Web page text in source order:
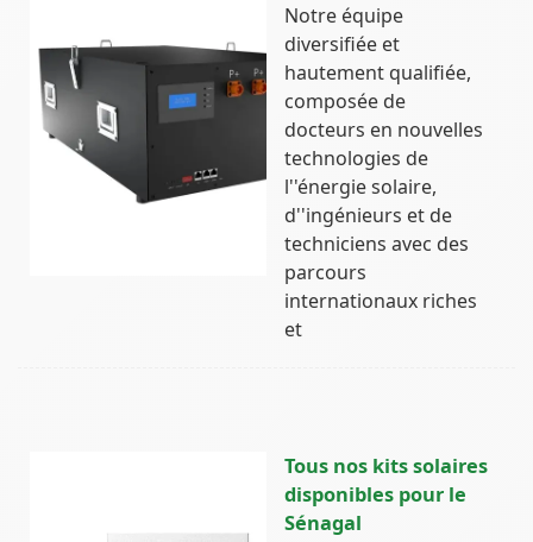
Notre équipe
diversifiée et
hautement qualifiée,
composée de
docteurs en nouvelles
technologies de
l''énergie solaire,
d''ingénieurs et de
techniciens avec des
parcours
internationaux riches
et
Tous nos kits solaires
disponibles pour le
Sénagal